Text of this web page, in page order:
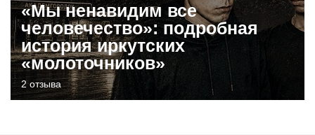
«Мы ненавидим все
человечество»: подробная
история иркутских
«молоточников»
2 отзыва